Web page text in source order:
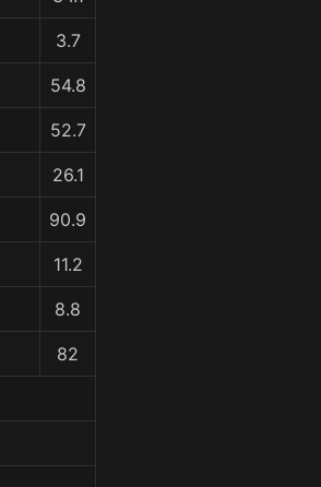
3.7
54.8
52.7
26.1
90.9
11.2
8.8
82